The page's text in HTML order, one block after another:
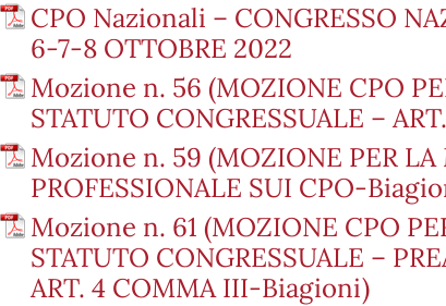
CPO Nazionali – CONGRESSO
6-7-8 OTTOBRE 2022
Mozione n. 56 (MOZIONE CPO
STATUTO CONGRESSUALE –
Mozione n. 59 (MOZIONE PER
PROFESSIONALE SUI CPO-
Mozione n. 61 (MOZIONE CPO
STATUTO CONGRESSUALE –
ART. 4 COMMA III-Biagioni)